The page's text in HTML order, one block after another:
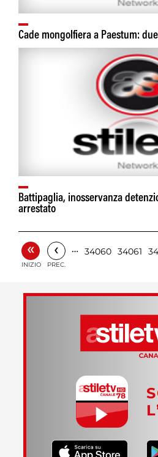
Cade mongolfiera a Paestum:
Battipaglia, inosservanza
arrestato
«
INIZIO
‹
PREC.
… 34060 34061